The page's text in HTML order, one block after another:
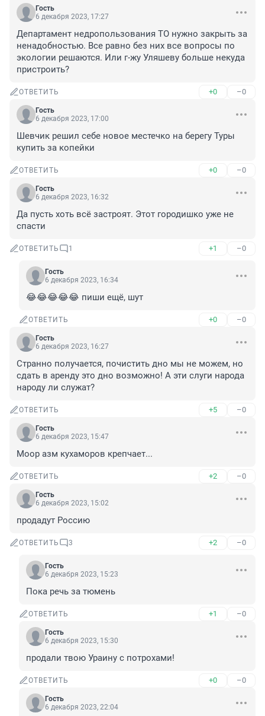
Гость
6 декабря 2023, 17:27
Департамент недропользования ТО нужно закрыть за
ненадобностью. Все равно без них все вопросы по
экологии решаются. Или г-жу Уляшеву больше некуда
пристроить?
ОТВЕТИТЬ +0 –0
Гость
6 декабря 2023, 17:00
Шевчик решил себе новое местечко на берегу Туры
купить за копейки
ОТВЕТИТЬ +0 –0
Гость
6 декабря 2023, 16:32
Да пусть хоть всё застроят. Этот городишко уже не
спасти
ОТВЕТИТЬ 1 +1 –0
Гость
6 декабря 2023, 16:34
😂😂😂😂😂 пиши ещё, шут
ОТВЕТИТЬ +0 –0
Гость
6 декабря 2023, 16:27
Странно получается, почистить дно мы не можем, но
сдать в аренду это дно возможно! А эти слуги народа
народу ли служат?
ОТВЕТИТЬ +5 –0
Гость
6 декабря 2023, 15:47
Моор азм кухаморов крепчает...
ОТВЕТИТЬ +2 –0
Гость
6 декабря 2023, 15:02
продадут Россию
ОТВЕТИТЬ 3 +2 –0
Гость
6 декабря 2023, 15:23
Пока речь за тюмень
ОТВЕТИТЬ +1 –0
Гость
6 декабря 2023, 15:30
продали твою Ураину с потрохами!
ОТВЕТИТЬ +0 –0
Гость
6 декабря 2023, 22:04